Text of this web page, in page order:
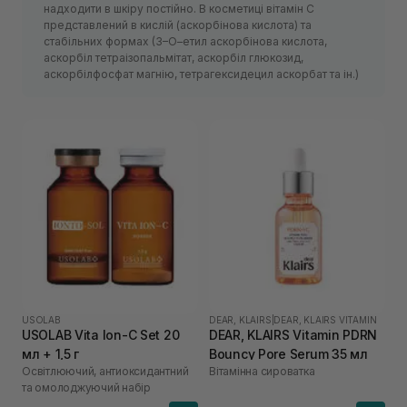
надходити в шкіру постійно. В косметиці вітамін С
представлений в кислій (аскорбінова кислота) та
стабільних формах (3–О–етил аскорбінова кислота,
аскорбіл тетраізопальмітат, аскорбіл глюкозид,
аскорбілфосфат магнію, тетрагексидецил аскорбат та ін.)
USOLAB
USOLAB Vita Ion-C Set 20
мл + 1,5 г
Освітлюючий, антиоксидантний
та омолоджуючий набір
DEAR, KLAIRS DEAR, KLAIRS VITAMIN
DEAR, KLAIRS Vitamin PDRN
Bouncy Pore Serum 35 мл
Вітамінна сироватка